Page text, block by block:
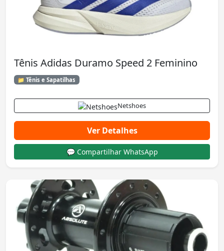
Tênis Adidas Duramo Speed 2 Feminino
📁 Tênis e Sapatilhas
Netshoes
Ver Detalhes
💬 Compartilhar WhatsApp